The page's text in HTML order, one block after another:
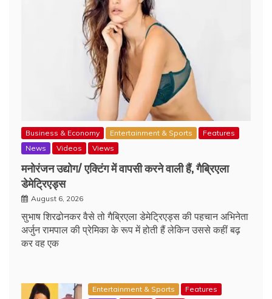
Business & Economy Entertainment & Sports
Features
News
Videos Views
मनोरंजन उद्योग/ एक्टिंग में वापसी करने वाली हैं, गैब्रिएला
डेमेट्रिएड्स
August 6, 2026
सुभाष शिरढोनकर वैसे तो गैब्रिएला डेमेट्रिएड्स की पहचान अभिनेता
अर्जुन रामपाल की प्रेमिका के रूप में होती हैं लेकिन उससे कहीं बढ़
कर वह एक
Entertainment & Sports
Features